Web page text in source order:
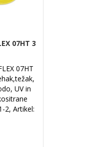
07HT 3
07HT
UV in
2, Artikel: